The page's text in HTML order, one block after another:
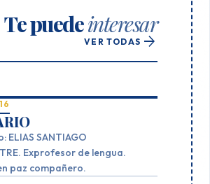
Te puedeinteresar
VER TODAS arrow_forward
ELIAS SANTIAGO
Exprofesor de lengua.
paz compañero.